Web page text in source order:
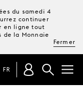
du samedi 4
continuer
en ligne tout
de la Monnaie
Fermer
FR